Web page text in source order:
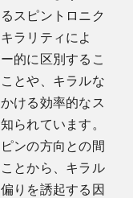
スピントロニク
ラリティによ
的に区別するこ
とや、キラルな
ける効率的なス
られています。
ンの方向との間
とから、キラル
りを誘起する因